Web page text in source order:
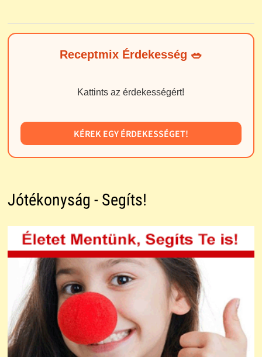
Receptmix Érdekesség 🥗
Kattints az érdekességért!
KÉREK EGY ÉRDEKESSÉGET!
Jótékonyság - Segíts!